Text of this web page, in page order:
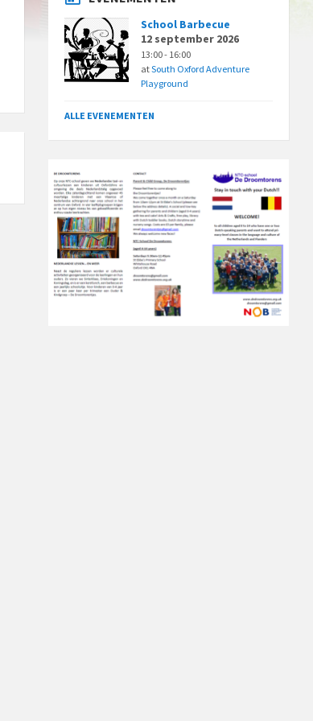
School Barbecue
12 september 2026
13:00 - 16:00
atSouth Oxford Adventure
Playground
ALLE EVENEMENTEN